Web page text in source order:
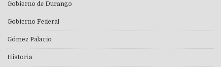
Gobierno de Durango
Gobierno Federal
Gómez Palacio
Historia